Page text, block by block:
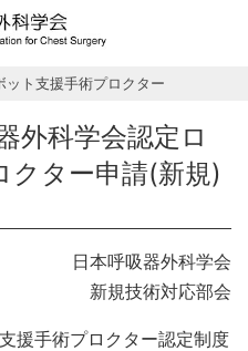
ット支援手術プロクター
外科学会認定ロ
クター申請(新規)
日本呼吸器外科学会
新規技術対応部会
援手術プロクター認定制度